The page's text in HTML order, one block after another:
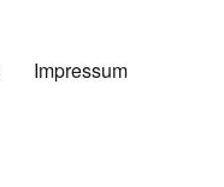
Impressum